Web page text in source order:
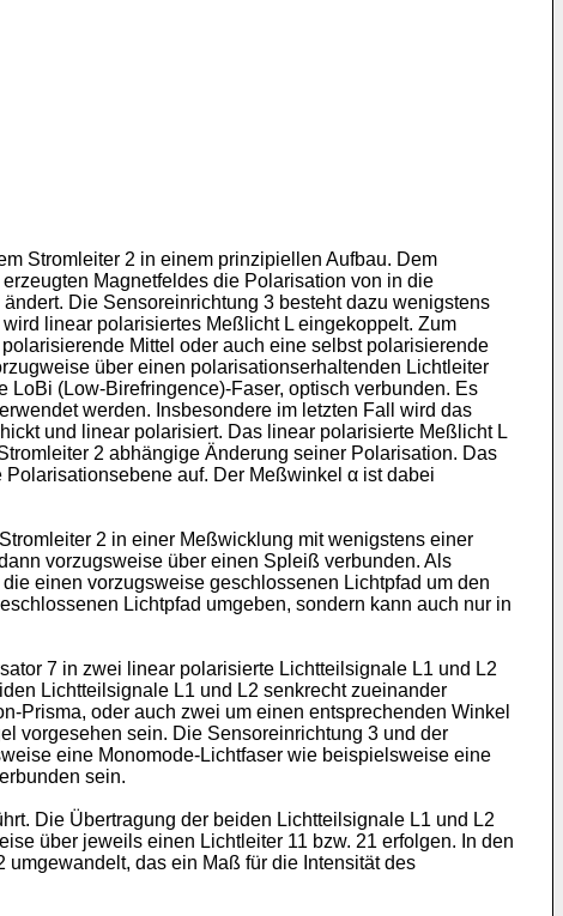
Stromleiter 2 in einem prinzipiellen Aufbau. Dem
Magnetfeldes die Polarisation von in die
Die Sensoreinrichtung 3 besteht dazu wenigstens
linear polarisiertes Meßlicht L eingekoppelt. Zum
Mittel oder auch eine selbst polarisierende
über einen polarisationserhaltenden Lichtleiter
(Low-Birefringence)-Faser, optisch verbunden. Es
werden. Insbesondere im letzten Fall wird das
und linear polarisiert. Das linear polarisierte Meßlicht L
2 abhängige Änderung seiner Polarisation. Das
auf. Der Meßwinkel α ist dabei
2 in einer Meßwicklung mit wenigstens einer
vorzugsweise über einen Spleiß verbunden. Als
einen vorzugsweise geschlossenen Lichtpfad um den
Lichtpfad umgeben, sondern kann auch nur in
7 in zwei linear polarisierte Lichtteilsignale L1 und L2
Lichtteilsignale L1 und L2 senkrecht zueinander
Prisma, oder auch zwei um einen entsprechenden Winkel
vorgesehen sein. Die Sensoreinrichtung 3 und der
eine Monomode-Lichtfaser wie beispielsweise eine
sein.
Die Übertragung der beiden Lichtteilsignale L1 und L2
über jeweils einen Lichtleiter 11 bzw. 21 erfolgen. In den
das ein Maß für die Intensität des